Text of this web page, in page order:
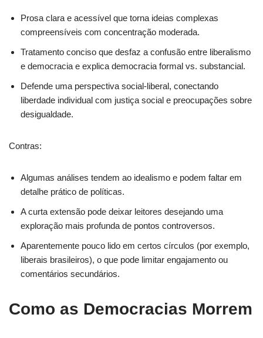
Prosa clara e acessível que torna ideias complexas
compreensíveis com concentração moderada.
Tratamento conciso que desfaz a confusão entre liberalismo
e democracia e explica democracia formal vs. substancial.
Defende uma perspectiva social-liberal, conectando
liberdade individual com justiça social e preocupações sobre
desigualdade.
Contras:
Algumas análises tendem ao idealismo e podem faltar em
detalhe prático de políticas.
A curta extensão pode deixar leitores desejando uma
exploração mais profunda de pontos controversos.
Aparentemente pouco lido em certos círculos (por exemplo,
liberais brasileiros), o que pode limitar engajamento ou
comentários secundários.
Como as Democracias Morrem